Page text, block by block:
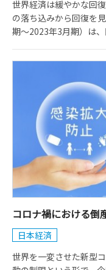
世界経済は緩やかな回
の落ち込みから回復を
期～2023年3月期）は
コロナ禍における倒
日本経済
世界を一変させた新型